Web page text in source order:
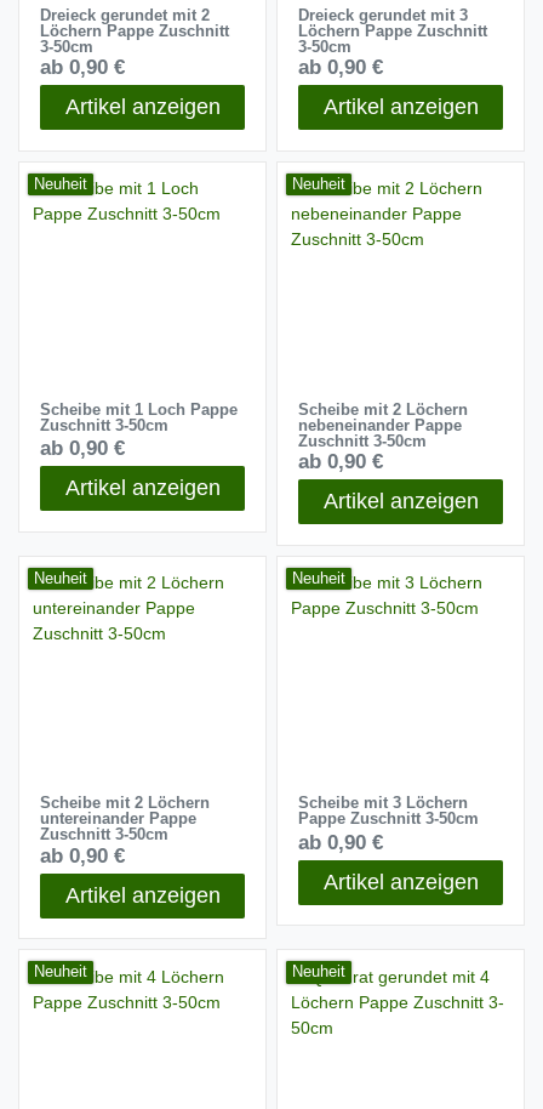
Dreieck gerundet mit 2
Löchern Pappe Zuschnitt
3-50cm
ab 0,90 €
Artikel anzeigen
Dreieck gerundet mit 3
Löchern Pappe Zuschnitt
3-50cm
ab 0,90 €
Artikel anzeigen
Neuheit
Scheibe mit 1 Loch Pappe
Zuschnitt 3-50cm
ab 0,90 €
Artikel anzeigen
Neuheit
Scheibe mit 2 Löchern
nebeneinander Pappe
Zuschnitt 3-50cm
ab 0,90 €
Artikel anzeigen
Neuheit
Scheibe mit 2 Löchern
untereinander Pappe
Zuschnitt 3-50cm
ab 0,90 €
Artikel anzeigen
Neuheit
Scheibe mit 3 Löchern
Pappe Zuschnitt 3-50cm
ab 0,90 €
Artikel anzeigen
Neuheit Neuheit